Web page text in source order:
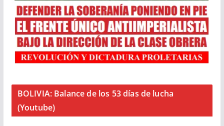
BOLIVIA: Balance de los 53 días de lucha
(Youtube)